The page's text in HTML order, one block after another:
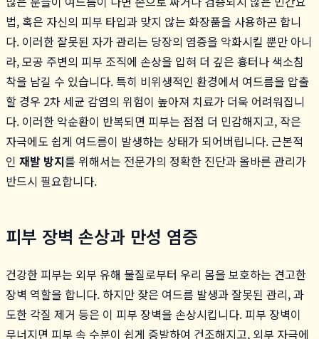
법, 혹은 자신의 피부 타입과 맞지 않는 화장품을 사용하곤 합니
다. 이러한 잘못된 자가 관리는 당장의 염증을 악화시킬 뿐만 아니
라, 모공 주변의 피부 조직에 손상을 입혀 더 깊은 흉터나 색소침
착을 남길 수 있습니다. 특히 비위생적인 환경에서 여드름을 압출
할 경우 2차 세균 감염의 위험이 높아져 치료가 더욱 어려워집니
다. 이러한 악순환이 반복되면 피부는 점점 더 민감해지고, 작은
자극에도 쉽게 여드름이 발생하는 상태가 되어버립니다. 근본적
인 재발 방지를 위해서는 전문가의 정확한 진단과 올바른 관리가
반드시 필요합니다.
피부 장벽 손상과 만성 염증
건강한 피부는 외부 유해 물질로부터 우리 몸을 보호하는 견고한
장벽 역할을 합니다. 하지만 잦은 여드름 발생과 잘못된 관리, 과
도한 각질 제거 등은 이 피부 장벽을 손상시킵니다. 피부 장벽이
무너지면 피부 속 수분이 쉽게 증발하여 건조해지고, 외부 자극에